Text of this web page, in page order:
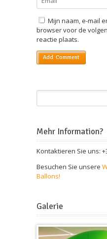
Mijn naam, e-mail
browser voor de
reactie plaats.
Mehr Information?
Kontaktieren Sie uns:
Besuchen Sie unsere
Ballons!
Galerie